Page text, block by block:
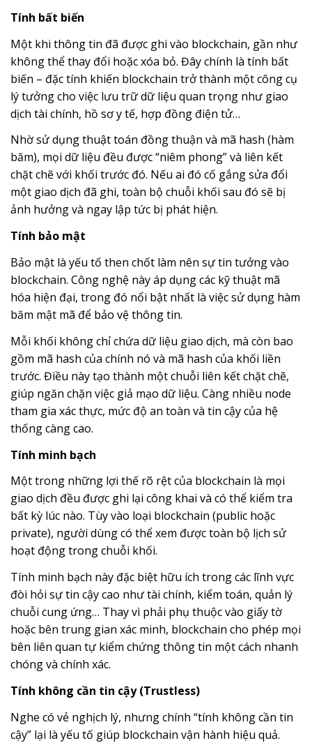
Tính bất biến
Một khi thông tin đã được ghi vào blockchain, gần như
không thể thay đổi hoặc xóa bỏ. Đây chính là tính bất
biến – đặc tính khiến blockchain trở thành một công cụ
lý tưởng cho việc lưu trữ dữ liệu quan trọng như giao
dịch tài chính, hồ sơ y tế, hợp đồng điện tử…
Nhờ sử dụng thuật toán đồng thuận và mã hash (hàm
băm), mọi dữ liệu đều được “niêm phong” và liên kết
chặt chẽ với khối trước đó. Nếu ai đó cố gắng sửa đổi
một giao dịch đã ghi, toàn bộ chuỗi khối sau đó sẽ bị
ảnh hưởng và ngay lập tức bị phát hiện.
Tính bảo mật
Bảo mật là yếu tố then chốt làm nên sự tin tưởng vào
blockchain. Công nghệ này áp dụng các kỹ thuật mã
hóa hiện đại, trong đó nổi bật nhất là việc sử dụng hàm
băm mật mã để bảo vệ thông tin.
Mỗi khối không chỉ chứa dữ liệu giao dịch, mà còn bao
gồm mã hash của chính nó và mã hash của khối liền
trước. Điều này tạo thành một chuỗi liên kết chặt chẽ,
giúp ngăn chặn việc giả mạo dữ liệu. Càng nhiều node
tham gia xác thực, mức độ an toàn và tin cậy của hệ
thống càng cao.
Tính minh bạch
Một trong những lợi thế rõ rệt của blockchain là mọi
giao dịch đều được ghi lại công khai và có thể kiểm tra
bất kỳ lúc nào. Tùy vào loại blockchain (public hoặc
private), người dùng có thể xem được toàn bộ lịch sử
hoạt động trong chuỗi khối.
Tính minh bạch này đặc biệt hữu ích trong các lĩnh vực
đòi hỏi sự tin cậy cao như tài chính, kiểm toán, quản lý
chuỗi cung ứng… Thay vì phải phụ thuộc vào giấy tờ
hoặc bên trung gian xác minh, blockchain cho phép mọi
bên liên quan tự kiểm chứng thông tin một cách nhanh
chóng và chính xác.
Tính không cần tin cậy (Trustless)
Nghe có vẻ nghịch lý, nhưng chính “tính không cần tin
cậy” lại là yếu tố giúp blockchain vận hành hiệu quả.